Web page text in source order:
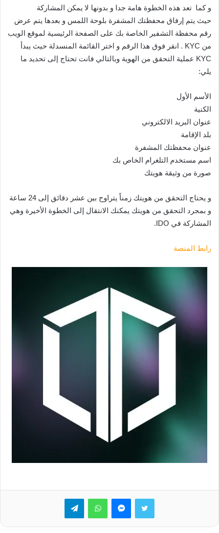
و كما تعد هذه الخطوة هامة جدا و بدونها لا يمكن المشاركة
حيث يتم إرفاق محفظتك المشفرة بلوحة اللمس و بعدها يتم عرض
رقم محفظة التشفير الخاصة بك على الصفحة الرئيسية لموقع الويب
من KYC . انقر فوق هذا الرقم و اختر القائمة المنسدلة حيث يبدأ
KYC عملية التحقق من الهوية وبالتالي فانت تحتاج إلى تحديد ما
يلي:
الأسم الأول
الكنية
عنوان البريد الالكتروني
بلد الإقامة
عنوان محفظتك المشفرة
اسم مستخدم التلغرام الخاص بك
صورة من وثيقة هويتك
و يحتاج التحقق من هويتك زمناً يتراوح بين عشر دقائق إلى 24 ساعة
و بمجرد التحقق من هويتك يمكنك الانتقال إلى الخطوة الأخيرة وهي
المشاركة في IDO.
رابط المنصة
تويتر ماسنجرواتساب تيلقرام